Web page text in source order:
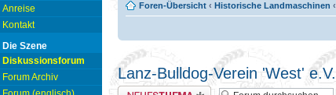
Anreise
Kontakt
Die Szene
Diskussionsforum
Forum Archiv
Foren-Übersicht ‹ Historische Landmaschinen ‹
Lanz-Bulldog-Verein 'West' e.V.
Neues Thema erstellen